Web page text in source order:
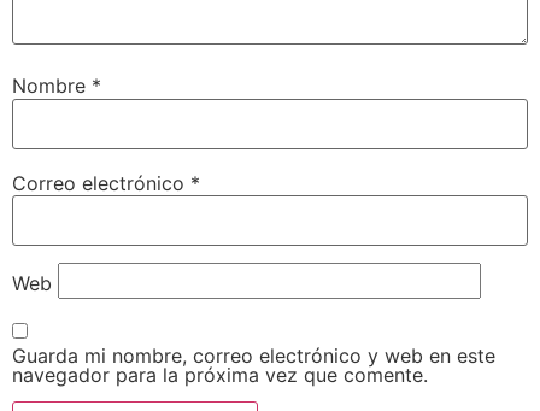
Nombre *
Correo electrónico *
Web
Guarda mi nombre, correo electrónico y web en este
navegador para la próxima vez que comente.